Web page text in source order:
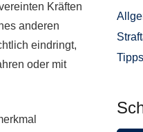
Kräften
anderen
eindringt,
oder mit